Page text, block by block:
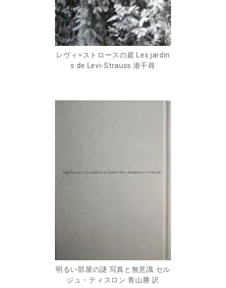
レヴィ=ストロースの庭 Les jardin
s de Levi-Strauss 港千尋
明るい部屋の謎 写真と無意識 セル
ジュ・ティスロン 青山勝 訳